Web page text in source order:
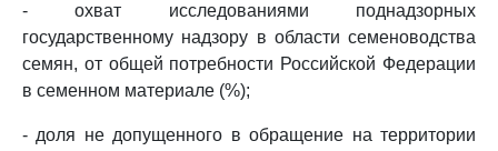
- охват исследованиями поднадзорных
государственному надзору в области семеноводства
семян, от общей потребности Российской Федерации
в семенном материале (%);
- доля не допущенного в обращение на территории